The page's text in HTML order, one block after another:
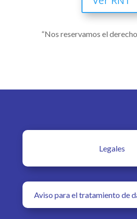
“Nos reservamos el
Legales
Aviso para el tratamiento de